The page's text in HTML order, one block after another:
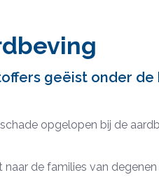
geëist onder de
opgelopen bij de
de families van